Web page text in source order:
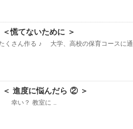
慌てないために ＞
くさん作る ♪ 大学、高校の保育コースに通
＜ 進度に悩んだら ② ＞
幸い？ 教室に …